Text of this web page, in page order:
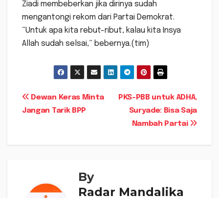
Ziadi membeberkan jika dirinya sudah
mengantongi rekom dari Partai Demokrat.
“Untuk apa kita rebut-ribut, kalau kita Insya
Allah sudah selsai,” bebernya.(tim)
Navigasi
pos
PKS-PBB untuk ADHA,
Suryade: Bisa Saja
Nambah Partai
Dewan Keras Minta
Jangan Tarik BPP
By
Radar Mandalika